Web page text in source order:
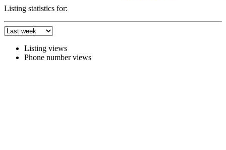
Listing statistics for:
Listing views
Phone number views